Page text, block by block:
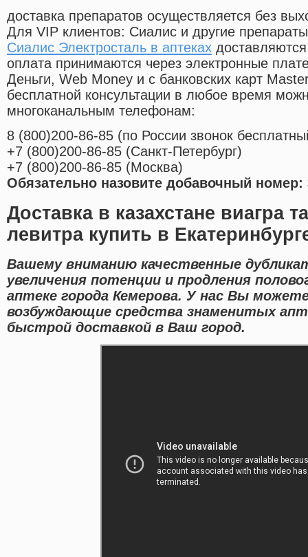
доставка препаратов осуществляется без
Для VIP клиентов: Сиалис и другие
Сиалис Электросталь в аптеках доставляются
оплата принимаются через электронные
Деньги, Web Money и с банковских карт
бесплатной консультации в любое время
многоканальным телефонам:
8 (800)200-86-85 (по России звонок
+7 (800)200-86-85 (Санкт-Петербург)
+7 (800)200-86-85 (Москва)
Обязательно назовите добавочный номер:
Доставка в казахстане виагра
левитра купить в
Вашему вниманию качественные
увеличения потенции и продления
аптеке города Кемерова. У нас Вы
возбуждающие средства знаменитых
быстрой доставкой в Ваш город.